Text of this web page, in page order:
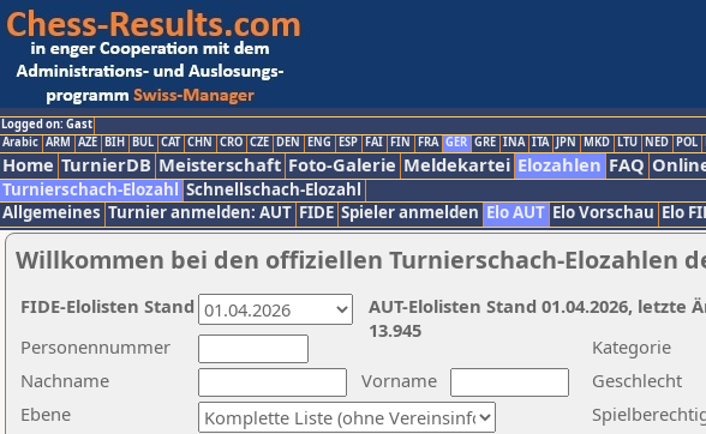
Logged on: Gast
Arabic ARM AZE BIH BUL CAT CHN CRO CZE DEN ENG ESP FAI FIN FRA GER GRE INA ITA JPN MKD LTU NED POL
Home TurnierDB Meisterschaft Foto-Galerie Meldekartei Elozahlen FAQ
Turnierschach-Elozahl Schnellschach-Elozahl
Allgemeines Turnier anmelden: AUT FIDE Spieler anmelden Elo AUT Elo Vorschau Elo
Willkommen bei den offiziellen Turnierschach-Elozahlen
Nachname
Vorname
Ebene
Kategorie
Personennummer
Geschlecht
AUT-Elolisten Stand 01.04.2026, letzte
13.945
FIDE-Elolisten Stand